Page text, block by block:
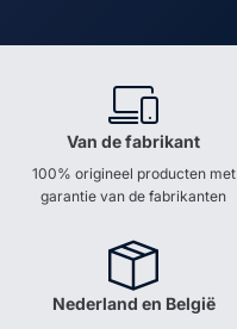
Van de fabrikant
100% origineel producten met
garantie van de fabrikanten
Nederland en België